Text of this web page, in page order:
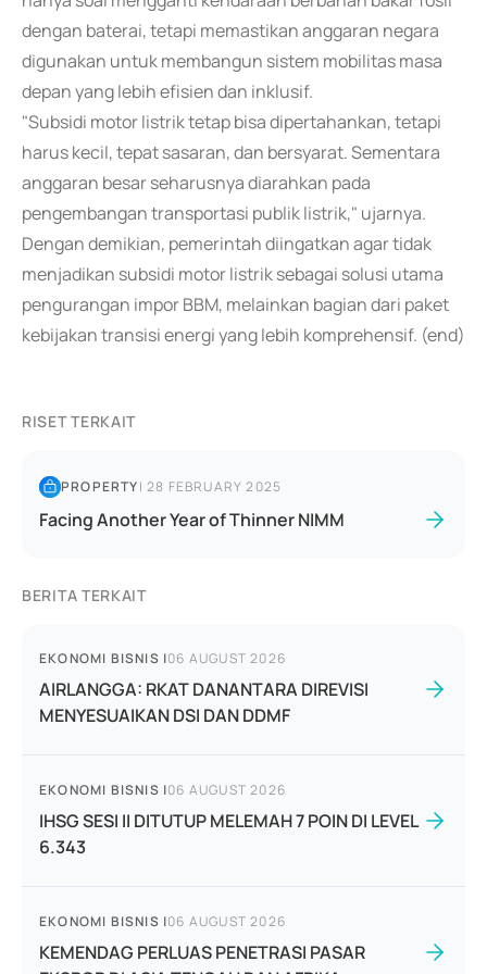
dengan baterai, tetapi memastikan anggaran negara
digunakan untuk membangun sistem mobilitas masa
depan yang lebih efisien dan inklusif.
"Subsidi motor listrik tetap bisa dipertahankan, tetapi
harus kecil, tepat sasaran, dan bersyarat. Sementara
anggaran besar seharusnya diarahkan pada
pengembangan transportasi publik listrik," ujarnya.
Dengan demikian, pemerintah diingatkan agar tidak
menjadikan subsidi motor listrik sebagai solusi utama
pengurangan impor BBM, melainkan bagian dari paket
kebijakan transisi energi yang lebih komprehensif. (end)
RISET TERKAIT
PROPERTY|28 FEBRUARY 2025
Facing Another Year of Thinner NIMM
BERITA TERKAIT
EKONOMI BISNIS |06 AUGUST 2026
AIRLANGGA: RKAT DANANTARA DIREVISI
MENYESUAIKAN DSI DAN DDMF
EKONOMI BISNIS |06 AUGUST 2026
IHSG SESI II DITUTUP MELEMAH 7 POIN DI LEVEL
6.343
EKONOMI BISNIS |06 AUGUST 2026
KEMENDAG PERLUAS PENETRASI PASAR